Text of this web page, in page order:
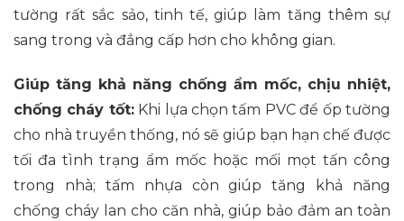
tường rất sắc sảo, tinh tế, giúp làm tăng thêm sự
sang trong và đẳng cấp hơn cho không gian.
Giúp tăng khả năng chống ẩm mốc, chịu nhiệt,
chống cháy tốt:Khi lựa chọn tấm PVC để ốp tường
cho nhà truyền thống, nó sẽ giúp bạn hạn chế được
tối đa tình trạng ẩm mốc hoặc mối mọt tấn công
trong nhà; tấm nhựa còn giúp tăng khả năng
chống cháy lan cho căn nhà, giúp bảo đảm an toàn